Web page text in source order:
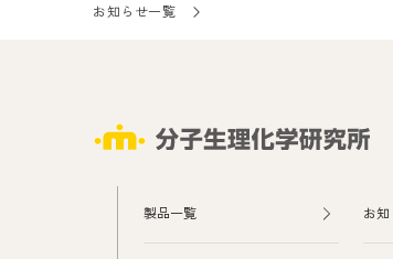
お知らせ一覧
製品一覧 お